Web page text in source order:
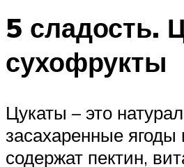
5 сладость.
сухофрукты
Цукаты – это
засахаренные
содержат пектин,